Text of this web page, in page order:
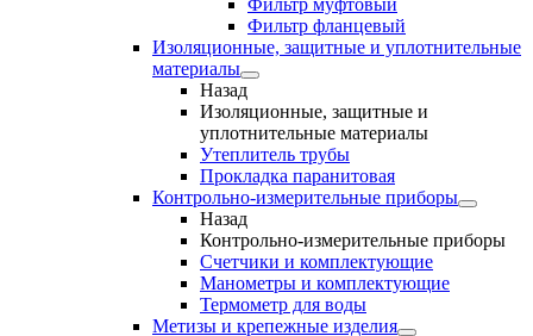
Фильтр муфтовый
Фильтр фланцевый
Изоляционные, защитные и уплотнительные
материалы
Назад
Изоляционные, защитные и
уплотнительные материалы
Утеплитель трубы
Прокладка паранитовая
Контрольно-измерительные приборы
Назад
Контрольно-измерительные приборы
Счетчики и комплектующие
Манометры и комплектующие
Термометр для воды
Метизы и крепежные изделия